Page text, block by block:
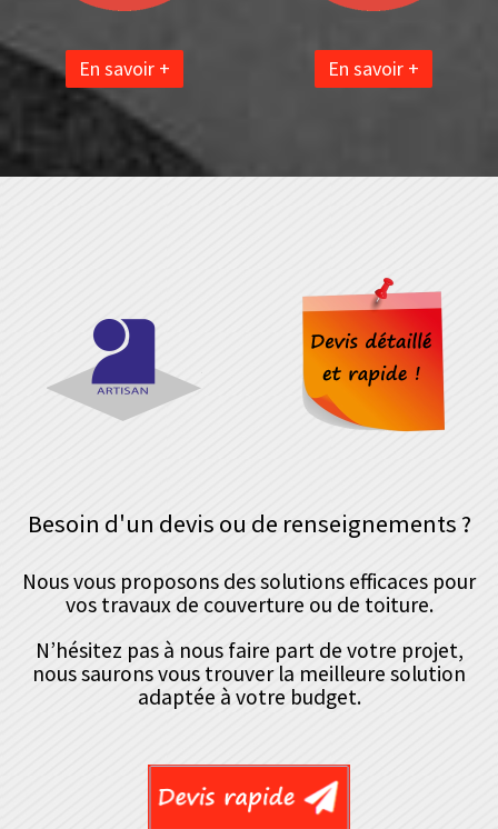
En savoir + En savoir +
Besoin d'un devis ou de renseignements ?
Nous vous proposons des solutions efficaces pour
vos travaux de couverture ou de toiture.
N’hésitez pas à nous faire part de votre projet,
nous saurons vous trouver la meilleure solution
adaptée à votre budget.